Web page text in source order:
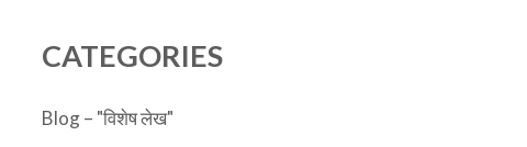
CATEGORIES
Blog – "विशेष लेख"